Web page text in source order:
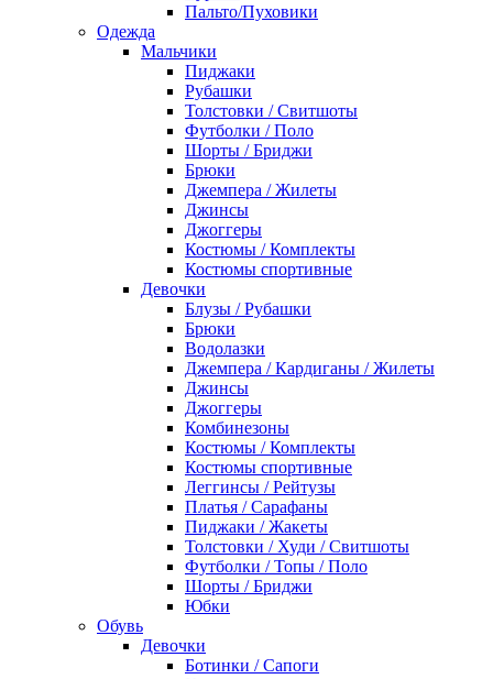
Пальто/Пуховики
Одежда
Мальчики
Пиджаки
Рубашки
Толстовки / Свитшоты
Футболки / Поло
Шорты / Бриджи
Брюки
Джемпера / Жилеты
Джинсы
Джоггеры
Костюмы / Комплекты
Костюмы спортивные
Девочки
Блузы / Рубашки
Брюки
Водолазки
Джемпера / Кардиганы / Жилеты
Джинсы
Джоггеры
Комбинезоны
Костюмы / Комплекты
Костюмы спортивные
Леггинсы / Рейтузы
Платья / Сарафаны
Пиджаки / Жакеты
Толстовки / Худи / Свитшоты
Футболки / Топы / Поло
Шорты / Бриджи
Юбки
Обувь
Девочки
Ботинки / Сапоги